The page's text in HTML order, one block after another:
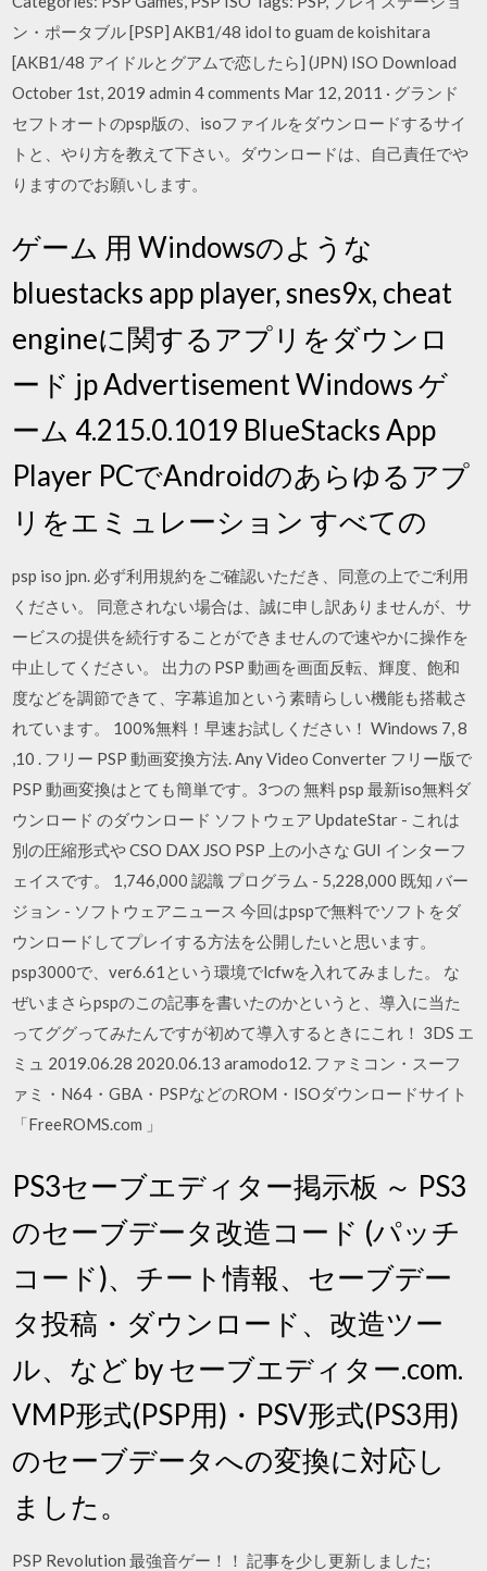
ン・ポータブル [PSP] AKB1/48 idol to guam de koishitara
[AKB1/48 アイドルとグアムで恋したら] (JPN) ISO Download
October 1st, 2019 admin 4 comments Mar 12, 2011 · グランド
セフトオートのpsp版の、isoファイルをダウンロードするサイ
トと、やり方を教えて下さい。ダウンロードは、自己責任でや
りますのでお願いします。
ゲーム 用 Windowsのような
bluestacks app player, snes9x, cheat
engineに関するアプリをダウンロ
ード jp Advertisement Windows ゲ
ーム 4.215.0.1019 BlueStacks App
Player PCでAndroidのあらゆるアプ
リをエミュレーション すべての
psp iso jpn. 必ず利用規約をご確認いただき、同意の上でご利用
ください。 同意されない場合は、誠に申し訳ありませんが、サ
ービスの提供を続行することができませんので速やかに操作を
中止してください。 出力の PSP 動画を画面反転、輝度、飽和
度などを調節できて、字幕追加という素晴らしい機能も搭載さ
れています。 100%無料！早速お試しください！ Windows 7, 8
,10 . フリー PSP 動画変換方法. Any Video Converter フリー版で
PSP 動画変換はとても簡単です。3つの 無料 psp 最新iso無料ダ
ウンロード のダウンロード ソフトウェア UpdateStar - これは
別の圧縮形式や CSO DAX JSO PSP 上の小さな GUI インターフ
ェイスです。 1,746,000 認識 プログラム - 5,228,000 既知 バー
ジョン - ソフトウェアニュース 今回はpspで無料でソフトをダ
ウンロードしてプレイする方法を公開したいと思います。
psp3000で、ver6.61という環境でlcfwを入れてみました。 な
ぜいまさらpspのこの記事を書いたのかというと、導入に当た
ってググってみたんですが初めて導入するときにこれ！ 3DS エ
ミュ 2019.06.28 2020.06.13 aramodo12. ファミコン・スーフ
ァミ・N64・GBA・PSPなどのROM・ISOダウンロードサイト
「FreeROMS.com 」
PS3セーブエディター掲示板 ～ PS3
のセーブデータ改造コード (パッチ
コード)、チート情報、セーブデー
タ投稿・ダウンロード、改造ツー
ル、など by セーブエディター.com.
VMP形式(PSP用)・PSV形式(PS3用)
のセーブデータへの変換に対応し
ました。
PSP Revolution 最強音ゲー！！ 記事を少し更新しました;